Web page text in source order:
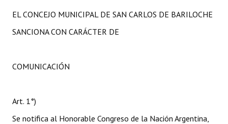
EL CONCEJO MUNICIPAL DE SAN CARLOS DE BARILOCHE
SANCIONA CON CARÁCTER DE
COMUNICACIÓN
Art. 1°)
Se notifica al Honorable Congreso de la Nación Argentina,